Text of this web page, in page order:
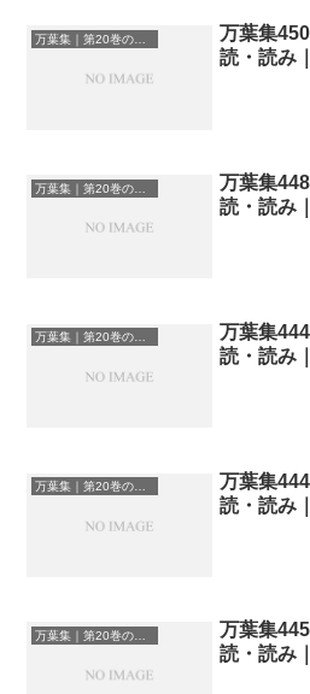
万葉集｜第20巻の和歌一覧
万葉集
読・読み
万葉集｜第20巻の和歌一覧
万葉集
読・読み
万葉集｜第20巻の和歌一覧
万葉集
読・読み
万葉集｜第20巻の和歌一覧
万葉集
読・読み
万葉集｜第20巻の和歌一覧
万葉集
読・読み